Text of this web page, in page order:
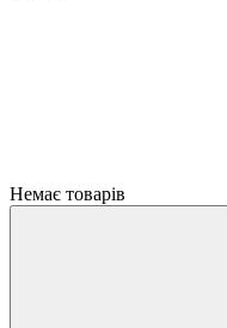
Немає товарів